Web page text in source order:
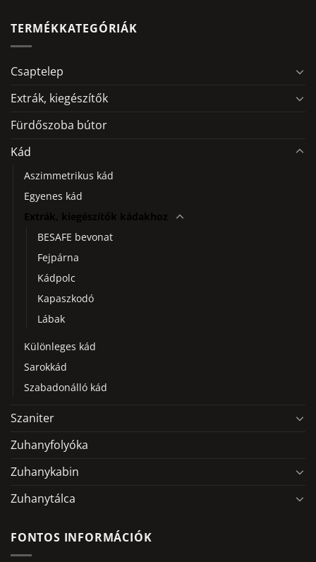
több
variációja
a
választhatók
TERMÉKKATEGÓRIÁK
Csaptelep
Extrák, kiegészítők
Fürdőszoba bútor
Kád
Aszimmetrikus kád
Egyenes kád
Extrák, kiegészítők kádakhoz
BESAFE bevonat
Fejpárna
Kádpolc
Kapaszkodó
Lábak
Különleges kád
Sarokkád
Szabadonálló kád
Szaniter
Zuhanyfolyóka
Zuhanykabin
Zuhanytálca
FONTOS INFORMÁCIÓK